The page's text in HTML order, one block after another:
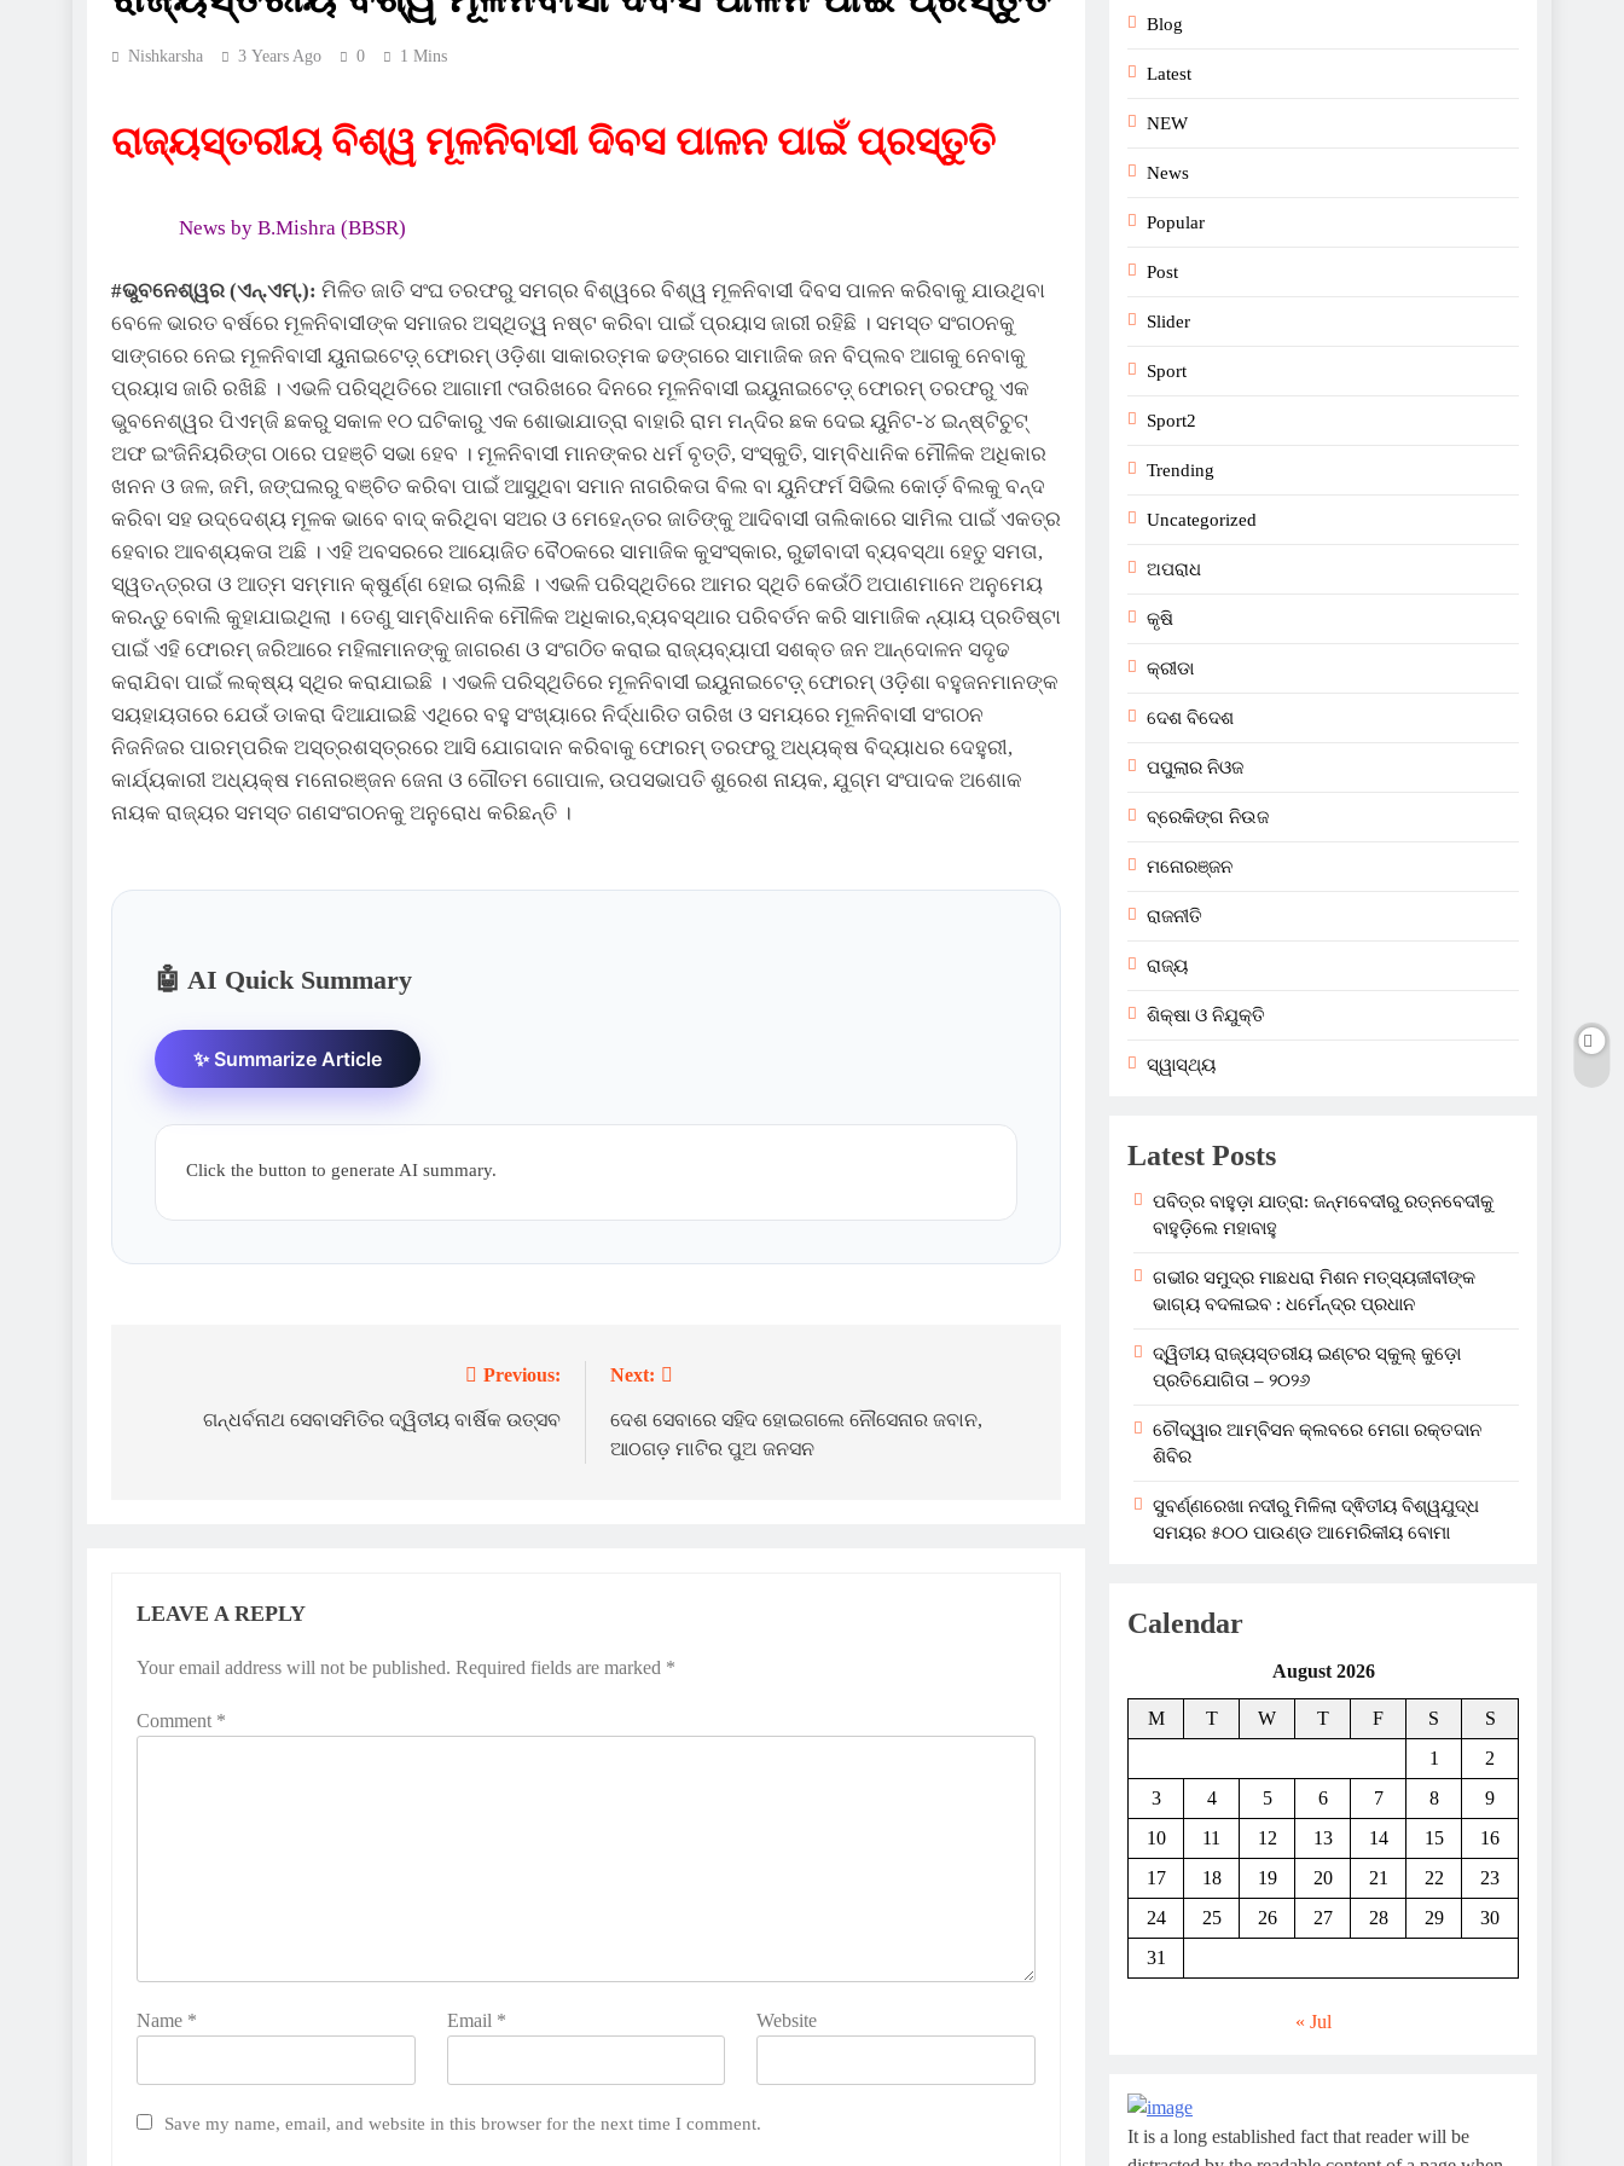
Nishkarsha 3 Years Ago 0 1 Mins
ରାଜ୍ୟସ୍ତରୀୟ ବିଶ୍ୱ ମୂଳନିବାସୀ ଦିବସ ପାଳନ ପାଇଁ ପ୍ରସ୍ତୁତି
News by B.Mishra (BBSR)
#ଭୁବନେଶ୍ୱର (ଏନ୍‌.ଏମ୍‌.): ମିଳିତ ଜାତି ସଂଘ ତରଫରୁ ସମଗ୍ର ବିଶ୍ୱରେ ବିଶ୍ୱ ମୂଳନିବାସୀ ଦିବସ ପାଳନ କରିବାକୁ ଯାଉଥିବା
ବେଳେ ଭାରତ ବର୍ଷରେ ମୂଳନିବାସୀଙ୍କ ସମାଜର ଅସ୍ଥିତ୍ୱ ନଷ୍ଟ କରିବା ପାଇଁ ପ୍ରୟାସ ଜାରୀ ରହିଛି । ସମସ୍ତ ସଂଗଠନକୁ
ସାଙ୍ଗରେ ନେଇ ମୂଳନିବାସୀ ୟୁନାଇଟେଡ଼୍ ଫୋରମ୍ ଓଡ଼ିଶା ସାକାରତ୍ମକ ଢଙ୍ଗରେ ସାମାଜିକ ଜନ ବିପ୍ଲବ ଆଗକୁ ନେବାକୁ
ପ୍ରୟାସ ଜାରି ରଖିଛି । ଏଭଳି ପରିସ୍ଥିତିରେ ଆଗାମୀ ୯ତାରିଖରେ ଦିନରେ ମୂଳନିବାସୀ ଇୟୁନାଇଟେଡ଼୍ ଫୋରମ୍ ତରଫରୁ ଏକ
ଭୁବନେଶ୍ୱର ପିଏମ୍‌ଜି ଛକରୁ ସକାଳ ୧୦ ଘଟିକାରୁ ଏକ ଶୋଭାଯାତ୍ରା ବାହାରି ରାମ ମନ୍ଦିର ଛକ ଦେଇ ୟୁନିଟ-୪ ଇନ୍‌ଷ୍ଟିଚୁଟ୍
ଅଫ ଇଂଜିନିୟରିଙ୍ଗ ଠାରେ ପହଞ୍ଚି ସଭା ହେବ । ମୂଳନିବାସୀ ମାନଙ୍କର ଧର୍ମ ବୃତ୍ତି, ସଂସ୍କୁତି, ସାମ୍ବିଧାନିକ ମୌଳିକ ଅଧିକାର
ଖନନ ଓ ଜଳ, ଜମି, ଜଙ୍ଘଲରୁ ବଞ୍ଚିତ କରିବା ପାଇଁ ଆସୁଥିବା ସମାନ ନାଗରିକତା ବିଲ ବା ୟୁନିଫର୍ମ ସିଭିଲ କୋର୍ଡ଼ ବିଲକୁ ବନ୍ଦ
କରିବା ସହ ଉଦ୍ଦେଶ୍ୟ ମୂଳକ ଭାବେ ବାଦ୍ କରିଥିବା ସଅର ଓ ମେହେନ୍ତର ଜାତିଙ୍କୁ ଆଦିବାସୀ ତାଲିକାରେ ସାମିଲ ପାଇଁ ଏକତ୍ର
ହେବାର ଆବଶ୍ୟକତା ଅଛି । ଏହି ଅବସରରେ ଆୟୋଜିତ ବୈଠକରେ ସାମାଜିକ କୁସଂସ୍କାର, ରୁଢୀବାଦୀ ବ୍ୟବସ୍ଥା ହେତୁ ସମତା,
ସ୍ୱତନ୍ତ୍ରତା ଓ ଆତ୍ମ ସମ୍ମାନ କ୍ଷୁର୍ଣ୍ଣ ହୋଇ ଚାଲିଛି । ଏଭଳି ପରିସ୍ଥିତିରେ ଆମର ସ୍ଥିତି କେଉଁଠି ଅପାଣମାନେ ଅନୁମେୟ
କରନ୍ତୁ ବୋଲି କୁହାଯାଇଥିଲା । ତେଣୁ ସାମ୍ବିଧାନିକ ମୌଳିକ ଅଧିକାର,ବ୍ୟବସ୍ଥାର ପରିବର୍ତନ କରି ସାମାଜିକ ନ୍ୟାୟ ପ୍ରତିଷ୍ଟା
ପାଇଁ ଏହି ଫୋରମ୍ ଜରିଆରେ ମହିଳାମାନଙ୍କୁ ଜାଗରଣ ଓ ସଂଗଠିତ କରାଇ ରାଜ୍ୟବ୍ୟାପୀ ସଶକ୍ତ ଜନ ଆନ୍ଦୋଳନ ସଦୃଢ
କରାଯିବା ପାଇଁ ଲକ୍ଷ୍ୟ ସ୍ଥିର କରାଯାଇଛି । ଏଭଳି ପରିସ୍ଥିତିରେ ମୂଳନିବାସୀ ଇୟୁନାଇଟେଡ଼୍ ଫୋରମ୍ ଓଡ଼ିଶା ବହୁଜନମାନଙ୍କ
ସୟହାୟତାରେ ଯେଉଁ ଡାକରା ଦିଆଯାଇଛି ଏଥିରେ ବହୁ ସଂଖ୍ୟାରେ ନିର୍ଦ୍ଧାରିତ ତାରିଖ ଓ ସମୟରେ ମୂଳନିବାସୀ ସଂଗଠନ
ନିଜନିଜର ପାରମ୍ପରିକ ଅସ୍ତ୍ରଶସ୍ତ୍ରରେ ଆସି ଯୋଗଦାନ କରିବାକୁ ଫୋରମ୍ ତରଫରୁ ଅଧ୍ୟକ୍ଷ ବିଦ୍ୟାଧର ଦେହୁରୀ,
କାର୍ଯ୍ୟକାରୀ ଅଧ୍ୟକ୍ଷ ମନୋରଞ୍ଜନ ଜେନା ଓ ଗୌତମ ଗୋପାଳ, ଉପସଭାପତି ଶୁରେଶ ନାୟକ, ଯୁଗ୍ମ ସଂପାଦକ ଅଶୋକ
ନାୟକ ରାଜ୍ୟର ସମସ୍ତ ଗଣସଂଗଠନକୁ ଅନୁରୋଧ କରିଛନ୍ତି ।
🤖 AI Quick Summary
✨ Summarize Article
Click the button to generate AI summary.
navigation
Previous:
ଗନ୍ଧର୍ବନାଥ ସେବାସମିତିର ଦ୍ୱିତୀୟ ବାର୍ଷିକ ଉତ୍ସବ
Next:
ଦେଶ ସେବାରେ ସହିଦ ହୋଇଗଲେ ନୌସେନାର ଜବାନ,
ଆଠଗଡ଼ ମାଟିର ପୁଅ ଜନସନ
LEAVE A REPLY
Your email address will not be published. Required fields are marked *
Comment *
Name * Email * Website
Save my name, email, and website in this browser for the next time I comment.
Blog
Latest
NEW
News
Popular
Post
Slider
Sport
Sport2
Trending
Uncategorized
ଅପରାଧ
କୃଷି
କ୍ରୀଡା
ଦେଶ ବିଦେଶ
ପପୁଲାର ନିଓଜ
ବ୍ରେକିଙ୍ଗ ନିଉଜ
ମନୋରଞ୍ଜନ
ରାଜନୀତି
ରାଜ୍ୟ
ଶିକ୍ଷା ଓ ନିଯୁକ୍ତି
ସ୍ୱାସ୍ଥ୍ୟ
Latest Posts
ପବିତ୍ର ବାହୁଡ଼ା ଯାତ୍ରା: ଜନ୍ମବେଦୀରୁ ରତ୍ନବେଦୀକୁ
ବାହୁଡ଼ିଲେ ମହାବାହୁ
ଗଭୀର ସମୁଦ୍ର ମାଛଧରା ମିଶନ ମତ୍ସ୍ୟଜୀବୀଙ୍କ
ଭାଗ୍ୟ ବଦଳାଇବ : ଧର୍ମେନ୍ଦ୍ର ପ୍ରଧାନ
ଦ୍ୱିତୀୟ ରାଜ୍ୟସ୍ତରୀୟ ଇଣ୍ଟର ସ୍କୁଲ୍ କୁଡ଼ୋ
ପ୍ରତିଯୋଗିତା – ୨୦୨୬
ଚୌଦ୍ୱାର ଆମ୍ବିସନ କ୍ଲବରେ ମେଗା ରକ୍ତଦାନ
ଶିବିର
ସୁବର୍ଣ୍ଣରେଖା ନଦୀରୁ ମିଳିଲା ଦ୍ଵିତୀୟ ବିଶ୍ୱଯୁଦ୍ଧ
ସମୟର ୫୦୦ ପାଉଣ୍ଡ ଆମେରିକୀୟ ବୋମା
Calendar
August 2026
M T W T F S
S
1
2
3
4 5 6 7 8
9
10
11 12 13 14 15
16
17
18 19 20 21 22
23
24
25 26 27 28 29
30
31
« Jul
It is a long established fact that reader will be